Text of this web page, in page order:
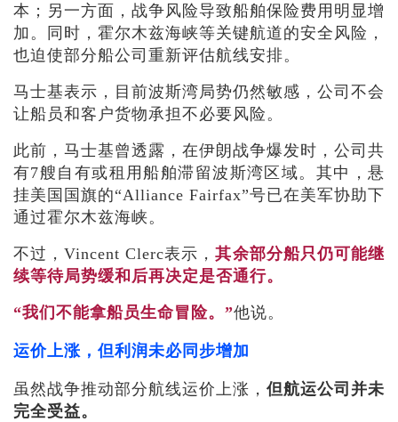
本；另一方面，战争风险导致船舶保险费用明显增
加。同时，霍尔木兹海峡等关键航道的安全风险，
也迫使部分船公司重新评估航线安排。
马士基表示，目前波斯湾局势仍然敏感，公司不会
让船员和客户货物承担不必要风险。
此前，马士基曾透露，在伊朗战争爆发时，公司共
有7艘自有或租用船舶滞留波斯湾区域。其中，悬
挂美国国旗的“Alliance Fairfax”号已在美军协助下
通过霍尔木兹海峡。
不过，Vincent Clerc表示，其余部分船只仍可能继
续等待局势缓和后再决定是否通行。
“我们不能拿船员生命冒险。”他说。
运价上涨，但利润未必同步增加
虽然战争推动部分航线运价上涨， 但航运公司并未
完全受益。